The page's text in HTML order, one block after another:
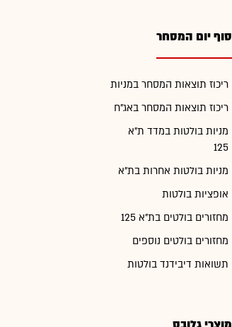
סוף יום המסחר
ריכוז תוצאות המסחר במניות
ריכוז תוצאות המסחר באג"ח
מניות בולטות במדד ת"א
125
מניות בולטות אחרות בת"א
אופציות בולטות
מחזורים בולטים בת"א 125
מחזורים בולטים נוספים
תשואות דיבידנד בולטות